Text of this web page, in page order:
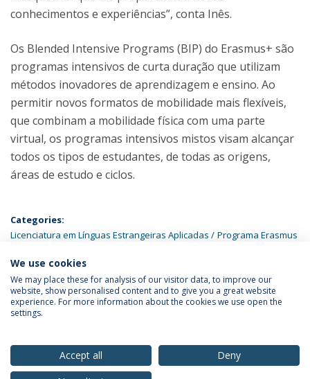
conhecimentos e experiências”, conta Inês.
Os Blended Intensive Programs (BIP) do Erasmus+ são
programas intensivos de curta duração que utilizam
métodos inovadores de aprendizagem e ensino. Ao
permitir novos formatos de mobilidade mais flexíveis,
que combinam a mobilidade física com uma parte
virtual, os programas intensivos mistos visam alcançar
todos os tipos de estudantes, de todas as origens,
áreas de estudo e ciclos.
Categories:
Licenciatura em Línguas Estrangeiras Aplicadas
Programa Erasmus
Política de Privacidade
Termos & Condições
We use cookies
We may place these for analysis of our visitor data, to improve our
website, show personalised content and to give you a great website
experience. For more information about the cookies we use open the
settings.
Accept all
Deny